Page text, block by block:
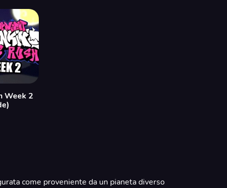
Week 2
come proveniente da un pianeta diverso